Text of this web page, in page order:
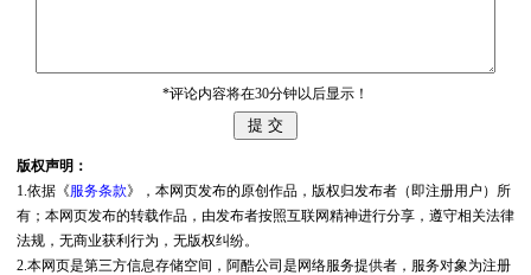
*评论内容将在30分钟以后显示！
版权声明：
1.依据《服务条款》，本网页发布的原创作品，版权归发布者（即注册用户）所
有；本网页发布的转载作品，由发布者按照互联网精神进行分享，遵守相关法律
法规，无商业获利行为，无版权纠纷。
2.本网页是第三方信息存储空间，阿酷公司是网络服务提供者，服务对象为注册